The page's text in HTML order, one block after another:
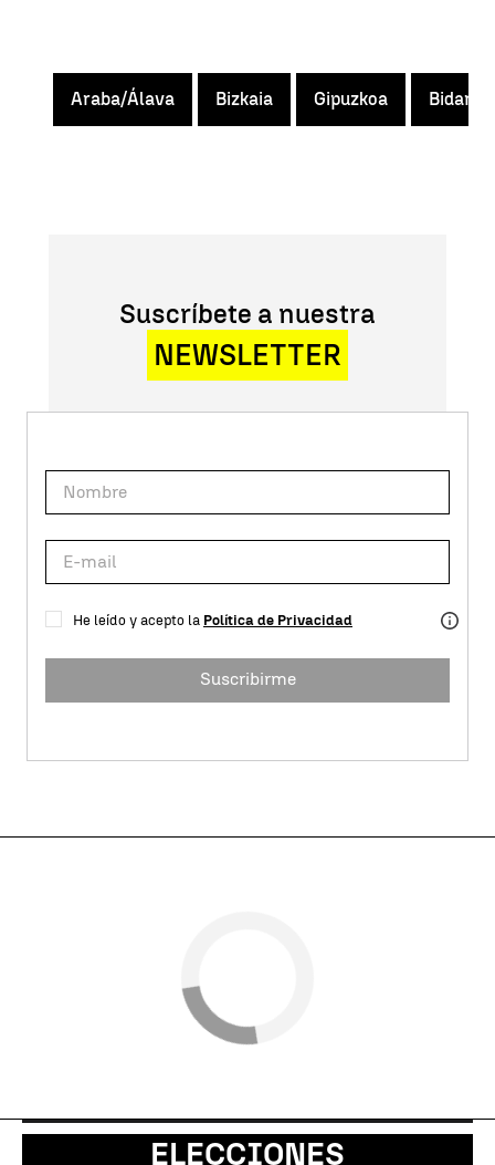
Araba/Álava Bizkaia Gipuzkoa
Suscríbete a nuestra
NEWSLETTER
He leído y acepto la Política de Privacidad
Suscribirme
ELECCIONES